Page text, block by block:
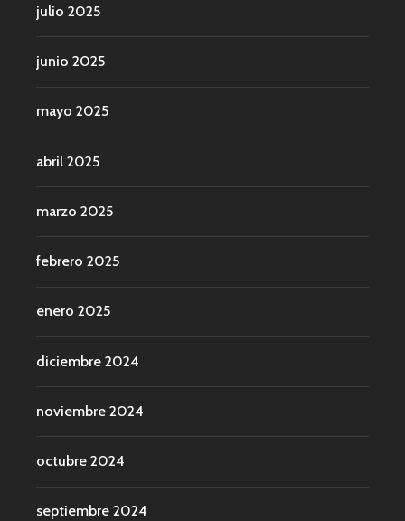
julio 2025
junio 2025
mayo 2025
abril 2025
marzo 2025
febrero 2025
enero 2025
diciembre 2024
noviembre 2024
octubre 2024
septiembre 2024